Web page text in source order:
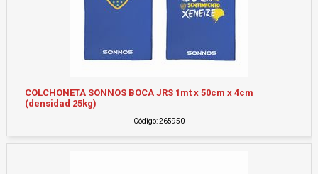
COLCHONETA SONNOS BOCA JRS 1mt x 50cm x 4cm
(densidad 25kg)
Código: 265950